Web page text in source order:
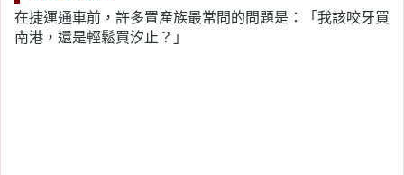
在捷運通車前，許多置產族最常問的問題是：「我該咬牙買
南港，還是輕鬆買汐止？」